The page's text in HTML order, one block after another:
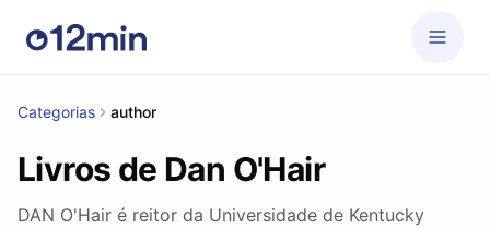
Categorias author
Livros de Dan O'Hair
DAN O'Hair é reitor da Universidade de Kentucky